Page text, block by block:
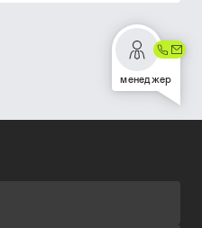
менеджер